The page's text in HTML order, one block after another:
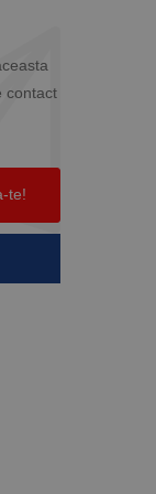
contact